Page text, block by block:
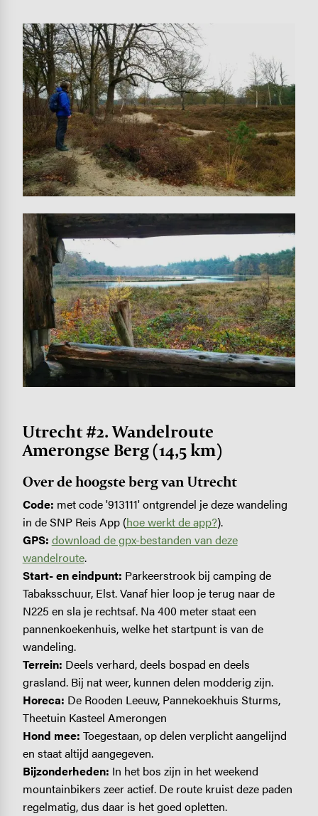
Image
Image
Utrecht #2. Wandelroute
Amerongse Berg (14,5 km)
Over de hoogste berg van Utrecht
Code: met code '913111' ontgrendel je deze wandeling
in de SNP Reis App (hoe werkt de app?).
GPS: download de gpx-bestanden van deze
wandelroute.
Start- en eindpunt: Parkeerstrook bij camping de
Tabaksschuur, Elst. Vanaf hier loop je terug naar de
N225 en sla je rechtsaf. Na 400 meter staat een
pannenkoekenhuis, welke het startpunt is van de
wandeling.
Terrein: Deels verhard, deels bospad en deels
grasland. Bij nat weer, kunnen delen modderig zijn.
Horeca: De Rooden Leeuw, Pannekoekhuis Sturms,
Theetuin Kasteel Amerongen
Hond mee: Toegestaan, op delen verplicht aangelijnd
en staat altijd aangegeven.
Bijzonderheden: In het bos zijn in het weekend
mountainbikers zeer actief. De route kruist deze paden
regelmatig, dus daar is het goed opletten.